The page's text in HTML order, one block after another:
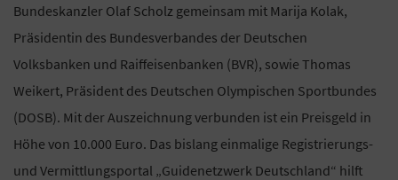
Bundeskanzler Olaf Scholz gemeinsam mit Marija Kolak,
Präsidentin des Bundesverbandes der Deutschen
Volksbanken und Raiffeisenbanken (BVR), sowie Thomas
Weikert, Präsident des Deutschen Olympischen Sportbundes
(DOSB). Mit der Auszeichnung verbunden ist ein Preisgeld in
Höhe von 10.000 Euro. Das bislang einmalige Registrierungs-
und Vermittlungsportal „Guidenetzwerk Deutschland“ hilft